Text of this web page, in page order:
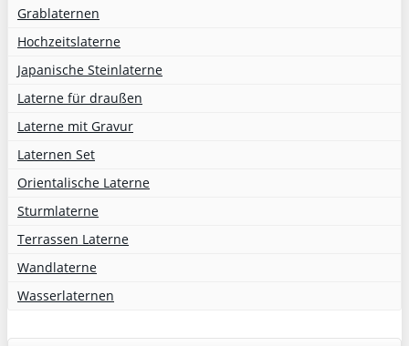
Grablaternen
Hochzeitslaterne
Japanische Steinlaterne
Laterne für draußen
Laterne mit Gravur
Laternen Set
Orientalische Laterne
Sturmlaterne
Terrassen Laterne
Wandlaterne
Wasserlaternen